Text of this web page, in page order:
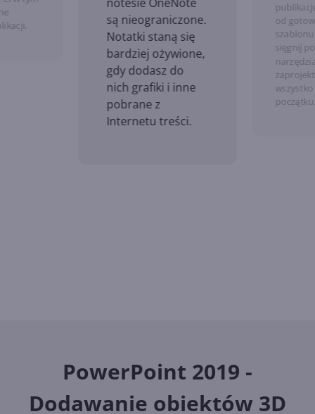
notesie OneNote
są nieograniczone.
Notatki staną się
bardziej ożywione,
gdy dodasz do
nich grafiki i inne
pobrane z
Internetu treści.
od
sięgnij po
PowerPoint 2019 -
Dodawanie obiektów 3D